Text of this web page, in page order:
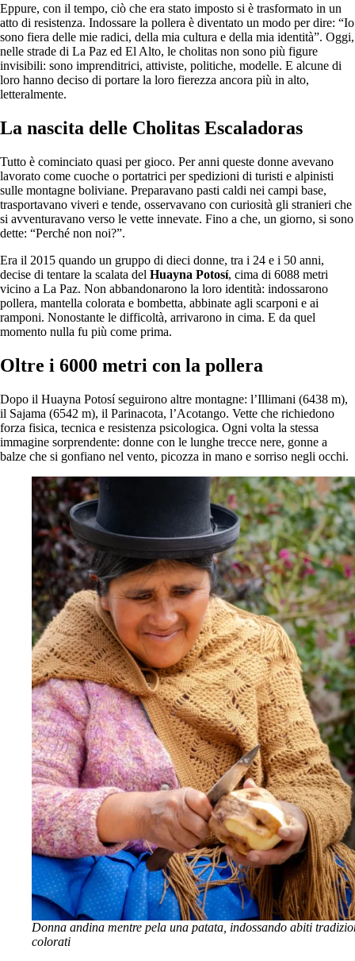
Eppure, con il tempo, ciò che era stato imposto si è trasformato in un
atto di resistenza. Indossare la pollera è diventato un modo per dire: “Io
sono fiera delle mie radici, della mia cultura e della mia identità”. Oggi,
nelle strade di La Paz ed El Alto, le cholitas non sono più figure
invisibili: sono imprenditrici, attiviste, politiche, modelle. E alcune di
loro hanno deciso di portare la loro fierezza ancora più in alto,
letteralmente.
La nascita delle Cholitas Escaladoras
Tutto è cominciato quasi per gioco. Per anni queste donne avevano
lavorato come cuoche o portatrici per spedizioni di turisti e alpinisti
sulle montagne boliviane. Preparavano pasti caldi nei campi base,
trasportavano viveri e tende, osservavano con curiosità gli stranieri che
si avventuravano verso le vette innevate. Fino a che, un giorno, si sono
dette: “Perché non noi?”.
Era il 2015 quando un gruppo di dieci donne, tra i 24 e i 50 anni,
decise di tentare la scalata del Huayna Potosí, cima di 6088 metri
vicino a La Paz. Non abbandonarono la loro identità: indossarono
pollera, mantella colorata e bombetta, abbinate agli scarponi e ai
ramponi. Nonostante le difficoltà, arrivarono in cima. E da quel
momento nulla fu più come prima.
Oltre i 6000 metri con la pollera
Dopo il Huayna Potosí seguirono altre montagne: l’Illimani (6438 m),
il Sajama (6542 m), il Parinacota, l’Acotango. Vette che richiedono
forza fisica, tecnica e resistenza psicologica. Ogni volta la stessa
immagine sorprendente: donne con le lunghe trecce nere, gonne a
balze che si gonfiano nel vento, picozza in mano e sorriso negli occhi.
Donna andina mentre pela una patata, indossando abiti
colorati